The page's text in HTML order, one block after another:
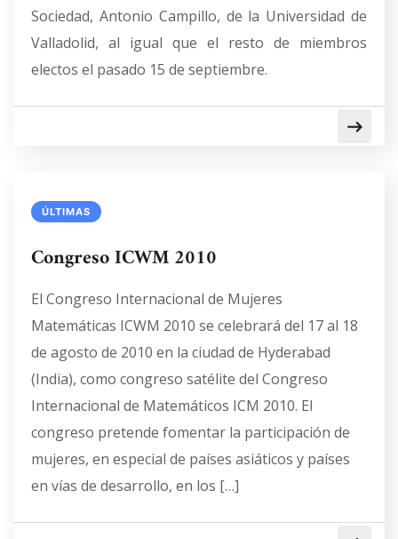
Sociedad, Antonio Campillo, de la Universidad de
Valladolid, al igual que el resto de miembros
electos el pasado 15 de septiembre.
ÚLTIMAS
Congreso ICWM 2010
El Congreso Internacional de Mujeres
Matemáticas ICWM 2010 se celebrará del 17 al 18
de agosto de 2010 en la ciudad de Hyderabad
(India), como congreso satélite del Congreso
Internacional de Matemáticos ICM 2010. El
congreso pretende fomentar la participación de
mujeres, en especial de países asiáticos y países
en vías de desarrollo, en los […]